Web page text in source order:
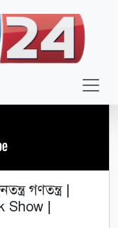
গণতন্ত্র |
Show |